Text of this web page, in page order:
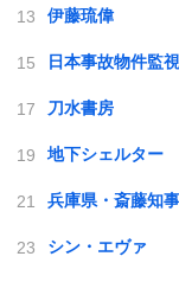
伊藤琉偉
日本事故物件監
刀水書房
地下シェルター
兵庫県・斎藤知事
シン・エヴァ